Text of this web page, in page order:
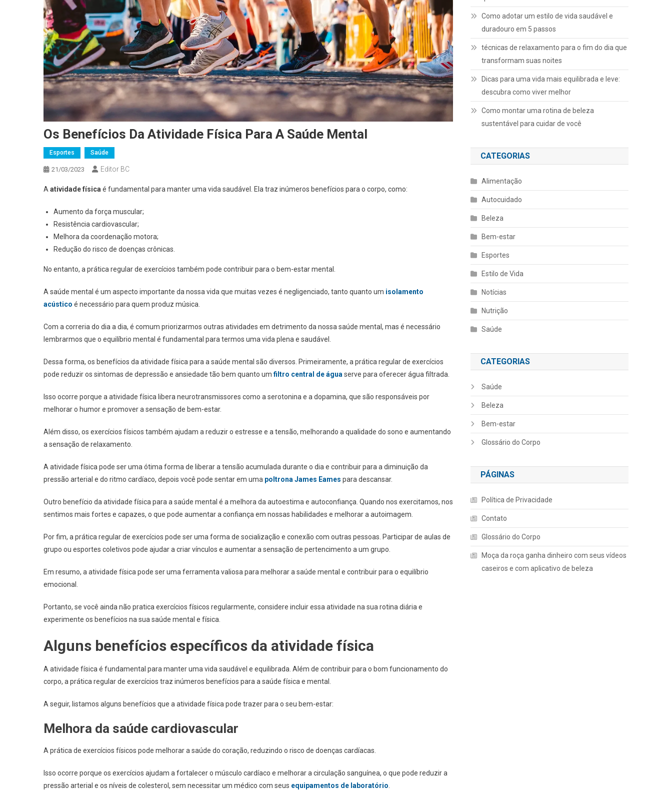
Os Benefícios Da Atividade Física Para A Saúde Mental
Esportes Saúde
21/03/2023 Editor BC
A atividade física é fundamental para manter uma vida saudável. Ela traz inúmeros benefícios para o corpo, como:
Aumento da força muscular;
Resistência cardiovascular;
Melhora da coordenação motora;
Redução do risco de doenças crônicas.
No entanto, a prática regular de exercícios também pode contribuir para o bem-estar mental.
A saúde mental é um aspecto importante da nossa vida que muitas vezes é negligenciado, tanto quanto um isolamento
acústico é necessário para quem produz música.
Com a correria do dia a dia, é comum priorizarmos outras atividades em detrimento da nossa saúde mental, mas é necessário
lembrarmos que o equilíbrio mental é fundamental para termos uma vida plena e saudável.
Dessa forma, os benefícios da atividade física para a saúde mental são diversos. Primeiramente, a prática regular de exercícios
pode reduzir os sintomas de depressão e ansiedade tão bem quanto umfiltro central de água serve para oferecer água filtrada.
Isso ocorre porque a atividade física libera neurotransmissores como a serotonina e a dopamina, que são responsáveis por
melhorar o humor e promover a sensação de bem-estar.
Além disso, os exercícios físicos também ajudam a reduzir o estresse e a tensão, melhorando a qualidade do sono e aumentando
a sensação de relaxamento.
A atividade física pode ser uma ótima forma de liberar a tensão acumulada durante o dia e contribuir para a diminuição da
pressão arterial e do ritmo cardíaco, depois você pode sentar em uma poltrona James Eames para descansar.
Outro benefício da atividade física para a saúde mental é a melhora da autoestima e autoconfiança. Quando nos exercitamos, nos
sentimos mais fortes e capazes, o que pode aumentar a confiança em nossas habilidades e melhorar a autoimagem.
Por fim, a prática regular de exercícios pode ser uma forma de socialização e conexão com outras pessoas. Participar de aulas de
grupo ou esportes coletivos pode ajudar a criar vínculos e aumentar a sensação de pertencimento a um grupo.
Em resumo, a atividade física pode ser uma ferramenta valiosa para melhorar a saúde mental e contribuir para o equilíbrio
emocional.
Portanto, se você ainda não pratica exercícios físicos regularmente, considere incluir essa atividade na sua rotina diária e
experimente os benefícios na sua saúde mental e física.
Alguns benefícios específicos da atividade física
A atividade física é fundamental para manter uma vida saudável e equilibrada. Além de contribuir para o bom funcionamento do
corpo, a prática regular de exercícios traz inúmeros benefícios para a saúde física e mental.
A seguir, listamos alguns benefícios que a atividade física pode trazer para o seu bem-estar:
Melhora da saúde cardiovascular
A prática de exercícios físicos pode melhorar a saúde do coração, reduzindo o risco de doenças cardíacas.
Isso ocorre porque os exercícios ajudam a fortalecer o músculo cardíaco e melhorar a circulação sanguínea, o que pode reduzir a
pressão arterial e os níveis de colesterol, sem necessitar um médico com seus equipamentos de laboratório
Como adotar um estilo de vida saudável e
duradouro em 5 passos
técnicas de relaxamento para o fim do dia que
transformam suas noites
Dicas para uma vida mais equilibrada e leve:
descubra como viver melhor
Como montar uma rotina de beleza
sustentável para cuidar de você
CATEGORIAS
Alimentação
Autocuidado
Beleza
Bem-estar
Esportes
Estilo de Vida
Notícias
Nutrição
Saúde
CATEGORIAS
Saúde
Beleza
Bem-estar
Glossário do Corpo
PÁGINAS
Política de Privacidade
Contato
Glossário do Corpo
Moça da roça ganha dinheiro com seus vídeos
caseiros e com aplicativo de beleza